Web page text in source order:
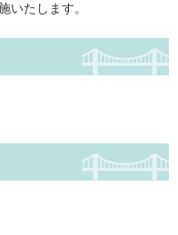
いたします。